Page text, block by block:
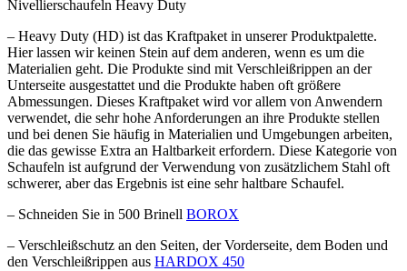
Nivellierschaufeln Heavy Duty
– Heavy Duty (HD) ist das Kraftpaket in unserer Produktpalette.
Hier lassen wir keinen Stein auf dem anderen, wenn es um die
Materialien geht. Die Produkte sind mit Verschleißrippen an der
Unterseite ausgestattet und die Produkte haben oft größere
Abmessungen. Dieses Kraftpaket wird vor allem von Anwendern
verwendet, die sehr hohe Anforderungen an ihre Produkte stellen
und bei denen Sie häufig in Materialien und Umgebungen arbeiten,
die das gewisse Extra an Haltbarkeit erfordern. Diese Kategorie von
Schaufeln ist aufgrund der Verwendung von zusätzlichem Stahl oft
schwerer, aber das Ergebnis ist eine sehr haltbare Schaufel.
– Schneiden Sie in 500 Brinell BOROX
– Verschleißschutz an den Seiten, der Vorderseite, dem Boden und
den Verschleißrippen aus HARDOX 450